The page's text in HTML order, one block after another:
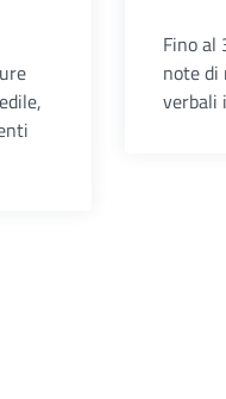
Fino al
note di
verbali